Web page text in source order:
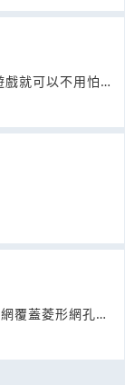
就可以不用怕累